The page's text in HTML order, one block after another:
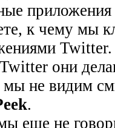
к чему мы
они
не видим
.
еще не